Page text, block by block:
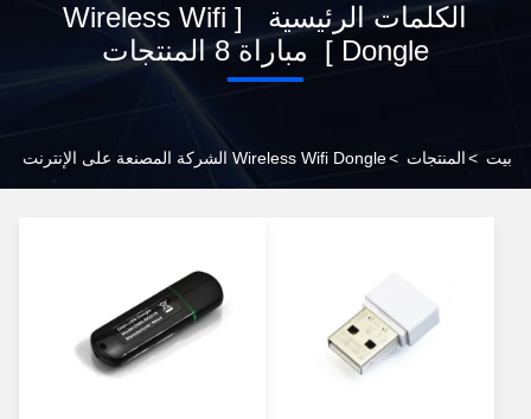
الكلمات الرئيسية [ Wireless Wifi
Dongle ] مباراة 8 المنتجات
بيت >المنتجات >Wireless Wifi Dongle الشركة المصنعة على الإنترنت